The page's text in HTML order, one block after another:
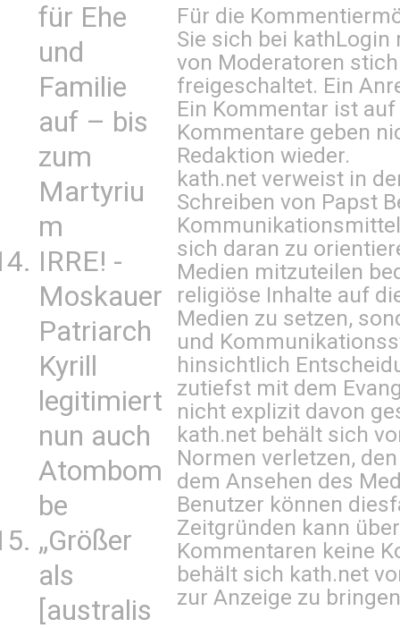
für Ehe
und
Familie
auf – bis
zum
Martyriu
m
IRRE! -
Moskauer
Patriarch
Kyrill
legitimiert
nun auch
Atombom
be
„Größer
als
[australis
Für die
Sie sich bei kathLogin
von Moderatoren
freigeschaltet. Ein
Ein Kommentar ist
Kommentare geben
Redaktion wieder.
kath.net verweist in
Schreiben von Papst
sich daran zu
Medien mitzuteilen
religiöse Inhalte auf
Medien zu setzen,
und
hinsichtlich
zutiefst mit dem
nicht explizit davon
kath.net behält sich
Normen verletzen,
dem Ansehen des
Benutzer können
Zeitgründen kann
Kommentaren keine
behält sich kath.net
zur Anzeige zu